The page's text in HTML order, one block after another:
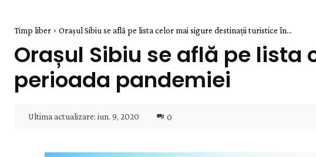
Timp liber Orașul Sibiu se află pe lista celor mai sigure destinații turistice în...
Orașul Sibiu se află pe
perioada pandemiei
Ultima actualizare: iun. 9, 2020 0